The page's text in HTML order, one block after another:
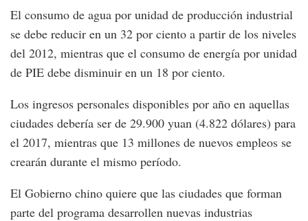
El consumo de agua por unidad de producción industrial
se debe reducir en un 32 por ciento a partir de los niveles
del 2012, mientras que el consumo de energía por unidad
de PIE debe disminuir en un 18 por ciento.
Los ingresos personales disponibles por año en aquellas
ciudades debería ser de 29.900 yuan (4.822 dólares) para
el 2017, mientras que 13 millones de nuevos empleos se
crearán durante el mismo período.
El Gobierno chino quiere que las ciudades que forman
parte del programa desarrollen nuevas industrias